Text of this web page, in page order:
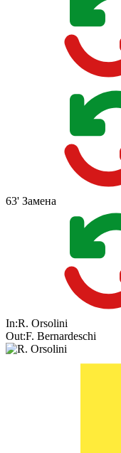
63' Замена
In:R. Orsolini
Out:F. Bernardeschi